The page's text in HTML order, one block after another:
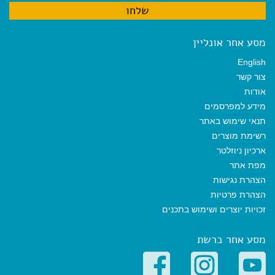
מסע אחר אונליין
English
צור קשר
אודות
מידע למפרסמים
תנאי שימוש באתר
רשימת מוצרים
ארכיון ניוזלטר
מפת אתר
הצהרת נגישות
הצהרת פרטיות
זכויות יוצרים ושימוש בתכנים
מסע אחר ברשת